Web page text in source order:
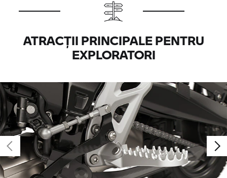
ATRACȚII PRINCIPALE PENTRU
EXPLORATORI